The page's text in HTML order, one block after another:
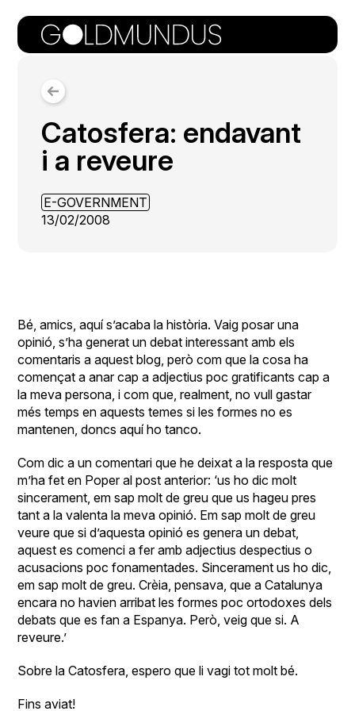
Catosfera: endavant
i a reveure
E-GOVERNMENT
13/02/2008
Bé, amics, aquí s’acaba la història. Vaig posar una
opinió, s’ha generat un debat interessant amb els
comentaris a aquest blog, però com que la cosa ha
començat a anar cap a adjectius poc gratificants cap a
la meva persona, i com que, realment, no vull gastar
més temps en aquests temes si les formes no es
mantenen, doncs aquí ho tanco.
Com dic a un comentari que he deixat a laresposta que
m’ha fet en Poper al post anterior: ‘us ho dic molt
sincerament, em sap molt de greu que us hageu pres
tant a la valenta la meva opinió. Em sap molt de greu
veure que si d’aquesta opinió es genera un debat,
aquest es comenci a fer amb adjectius despectius o
acusacions poc fonamentades. Sincerament us ho dic,
em sap molt de greu. Crèia, pensava, que a Catalunya
encara no havien arribat les formes poc ortodoxes dels
debats que es fan a Espanya. Però, veig que si. A
reveure.’
Sobre la Catosfera, espero que li vagi tot molt bé.
Fins aviat!